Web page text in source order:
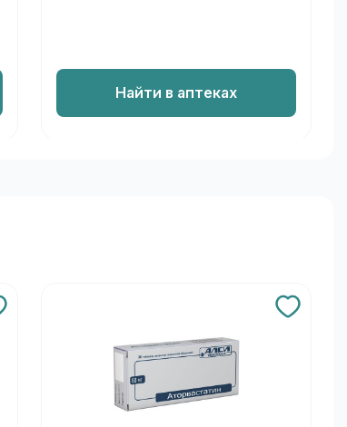
Найти в аптеках